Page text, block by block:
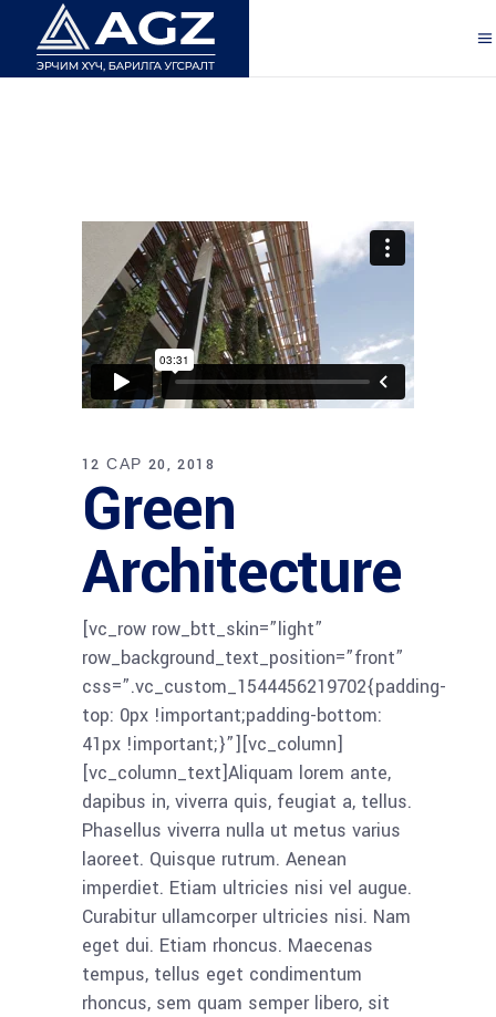
12 САР 20, 2018
Green
Architecture
[vc_row row_btt_skin=”light”
row_background_text_position=”front”
css=”.vc_custom_1544456219702{padding-
top: 0px !important;padding-bottom:
41px !important;}”][vc_column]
[vc_column_text]Aliquam lorem ante,
dapibus in, viverra quis, feugiat a, tellus.
Phasellus viverra nulla ut metus varius
laoreet. Quisque rutrum. Aenean
imperdiet. Etiam ultricies nisi vel augue.
Curabitur ullamcorper ultricies nisi. Nam
eget dui. Etiam rhoncus. Maecenas
tempus, tellus eget condimentum
rhoncus, sem quam semper libero, sit